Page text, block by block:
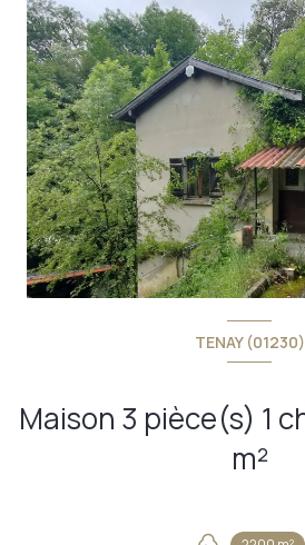
TENAY (01230)
Maison 3 pièce(s) 1 chambre(s) 60
m²